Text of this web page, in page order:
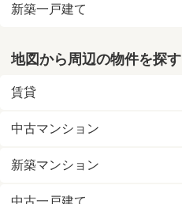
新築一戸建て
地図から周辺の物件を探す
賃貸
中古マンション
新築マンション